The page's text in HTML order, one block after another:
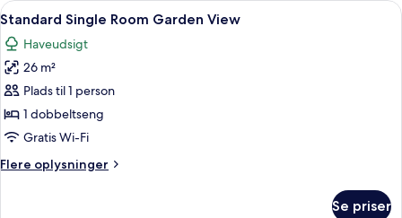
have
personer
soveværelse
udsigt
til
have
Indlæs
alle
billeder
af
Standard
Single
Room
View
Et moderne hotelværelse med en
7
Standard Single Room Garden View
Haveudsigt
26 m²
Plads til 1 person
1 dobbeltseng
Gratis Wi-Fi
Flere oplysninger
Flere
Se priser